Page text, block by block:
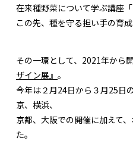
在来種野菜について学ぶ講座
この先、種を守る担い手の育
その一環として、2021年から
ザイン展』 。
今年は２月24日から３月25日
京、横浜、
京都、大阪での開催に加えて
た。